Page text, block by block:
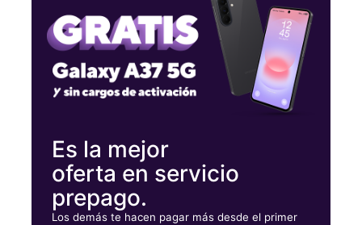
1162 Pryor Rd SW Ste B Atlanta, GA 30315
Es la mejor
oferta en servicio
prepago.
Los demás te hacen pagar más desde el primer